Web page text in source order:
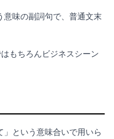
味の副詞句で、普通文末
もちろんビジネスシーン
という意味合いで用いら